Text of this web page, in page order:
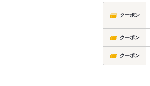
クーポン
クーポン
クーポン